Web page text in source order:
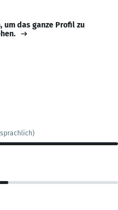
um das ganze Profil zu